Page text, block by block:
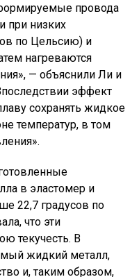
провода
при низких
по Цельсию) и
нагреваются
— объяснили Ли и
эффект
сохранять жидкое
температур, в том
в эластомер и
22,7 градусов по
что эти
текучесть. В
жидкий металл,
и, таким образом,